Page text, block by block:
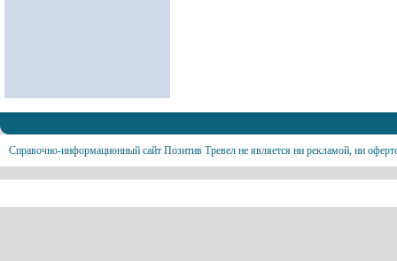
Справочно-информационный сайт Позитив Тревел не является ни рекламой, ни